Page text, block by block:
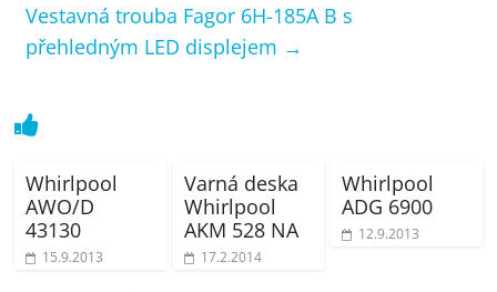
Vestavná trouba Fagor 6H-185A B s
přehledným LED displejem →
Whirlpool
AWO/D
43130
15.9.2013
Varná deska
Whirlpool
AKM 528 NA
17.2.2014
Whirlpool
ADG 6900
12.9.2013